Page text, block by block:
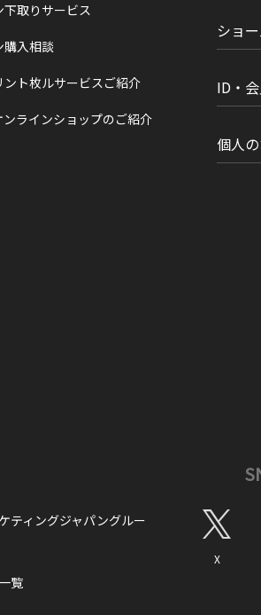
下取りサービス
購入相談
ント枚ルサービスご紹介
ンラインショップのご紹介
ショ
ID・
個人
ティングジャパングルー
覧
X